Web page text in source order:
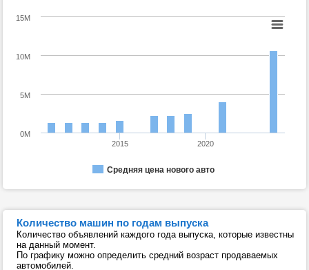
Средняя цена нового авто
2015 2020
0M
5M
10M
15M
Количество машин по годам выпуска
Количество объявлений каждого года выпуска, которые известны
на данный момент.
По графику можно определить средний возраст продаваемых
автомобилей.